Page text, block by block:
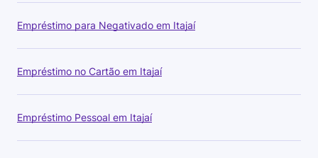
Empréstimo para Negativado em Itajaí
Empréstimo no Cartão em Itajaí
Empréstimo Pessoal em Itajaí